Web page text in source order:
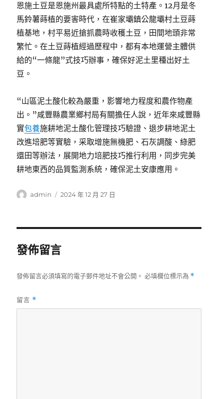
恩施土豆是恩施州最具處所特點的土特產。12月是冬
馬鈴薯蒔植的要害時代，在崔家壩鎮公龍壩村土豆蒔
植基地，村平易近搶抓農時收穫土豆，田間地頭非常
繁忙。在土豆蒔植經過歷程中，都有本地運營主體供
給的“一條龍”式技巧辦事，確保好泥土里種出好土
豆。
“山區泥土酸化較為嚴重，影響地力程度和農作物產
出。”咸豐縣農業鄉村局有關擔任人說，近年來咸豐縣
實包養施耕地泥土酸化管理技巧驗證、退步耕地泥土
改進培肥等實驗，采取增施無機肥、石灰調酸、綠肥
還田等辦法，展開地力培肥技巧推行利用，同步完美
耕地東西的品質監測系統，確保泥土安康應用。
作
admin
發
2024 年 12 月 27 日
發佈留言
發佈留言必須填寫的電子郵件地址不會公開。 必填欄位標示為 *
留言 *